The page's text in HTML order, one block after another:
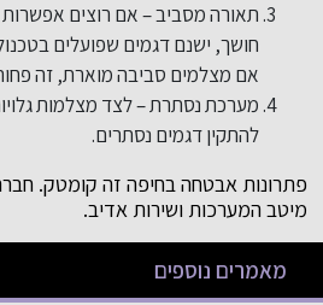
תאורה מסביב – אם רוצים
חושך, ישנם דגמים שפועלים
אם מצלמים סביבה מוארת, זה
מערכת נסתרת – לצד מצלמות
להתקין דגמים נסתרים.
פתרונות אבטחה בחיפה זה קומטק.
מיטב המערכות ושירות אדיב.
מאמרים נוספים